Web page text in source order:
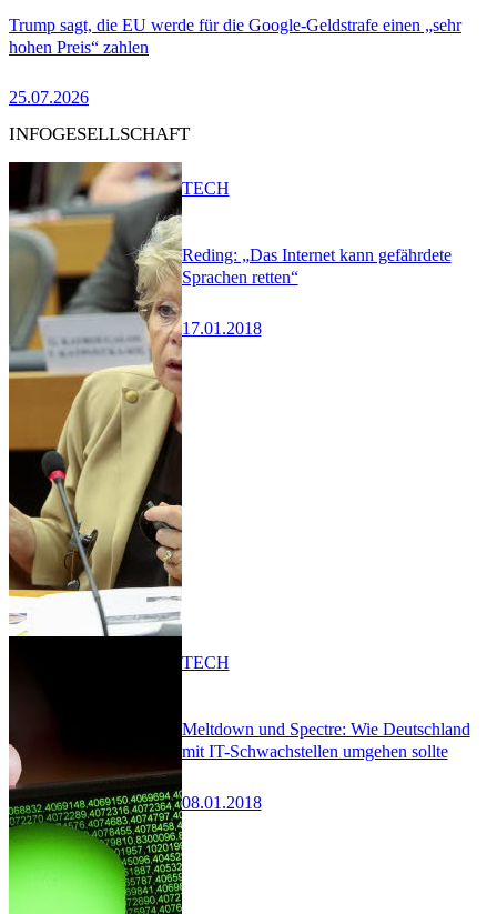
Trump sagt, die EU werde für die Google-Geldstrafe einen „sehr
hohen Preis“ zahlen
25.07.2026
INFOGESELLSCHAFT
Reding: „Das Internet kann gefährdete
Sprachen retten“
17.01.2018
TECH
Meltdown und Spectre: Wie Deutschland
mit IT-Schwachstellen umgehen sollte
08.01.2018
TECH